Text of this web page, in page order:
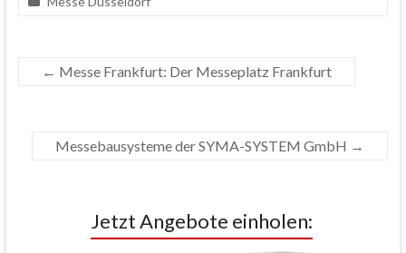
← Messe Frankfurt: Der Messeplatz Frankfurt
Messebausysteme der SYMA-SYSTEM GmbH →
Jetzt Angebote einholen: